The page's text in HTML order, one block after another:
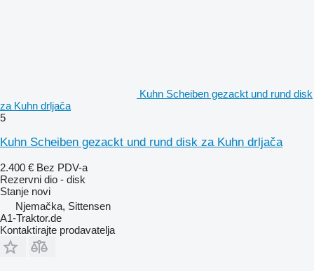
Kuhn Scheiben gezackt und rund disk
za Kuhn drljača
5
Kuhn Scheiben gezackt und rund disk za Kuhn drljača
2.400 € Bez PDV-a
Rezervni dio - disk
Stanje novi
Njemačka, Sittensen
A1-Traktor.de
Kontaktirajte prodavatelja